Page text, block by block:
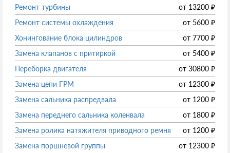
Ремонт турбины
от 13200 ₽
Ремонт системы охлаждения
от 5600 ₽
Хонингование блока цилиндров
от 7700 ₽
Замена клапанов с притиркой
от 5400 ₽
Переборка двигателя
от 30800 ₽
Замена цепи ГРМ
от 12300 ₽
Замена сальника распредвала
от 1200 ₽
Замена переднего сальника коленвала
от 1800 ₽
Замена ролика натяжителя приводного ремня
от 1200 ₽
Замена поршневой группы
от 12300 ₽